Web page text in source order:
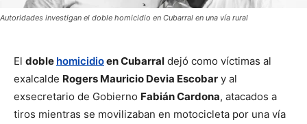
Autoridades investigan el doble homicidio en Cubarral en una vía rural
El doble homicidioen Cubarral dejó como víctimas al
exalcalde Rogers Mauricio Devia Escobar y al
exsecretario de Gobierno Fabián Cardona, atacados a
tiros mientras se movilizaban en motocicleta por una vía